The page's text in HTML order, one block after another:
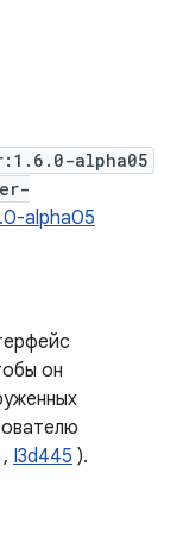
alpha05
alpha05
он
, I3d445 ).